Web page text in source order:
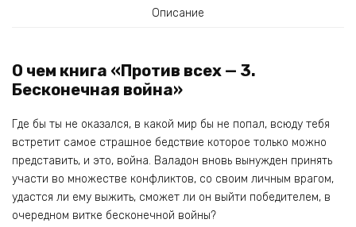
Описание
О чем книга «Против всех — 3.
Бесконечная война»
Где бы ты не оказался, в какой мир бы не попал, всюду тебя
встретит самое страшное бедствие которое только можно
представить, и это, война. Валадон вновь вынужден принять
участи во множестве конфликтов, со своим личным врагом,
удастся ли ему выжить, сможет ли он выйти победителем, в
очередном витке бесконечной войны?